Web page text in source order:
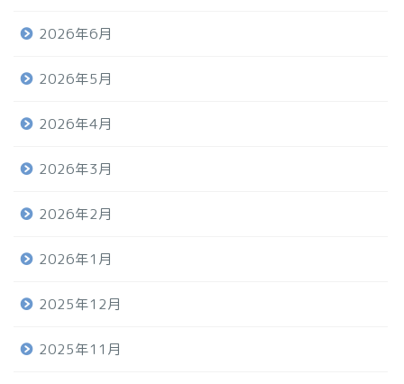
2026年6月
2026年5月
2026年4月
2026年3月
2026年2月
2026年1月
2025年12月
2025年11月